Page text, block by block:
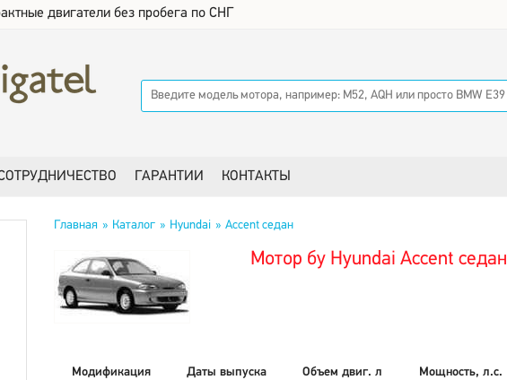
двигатели без пробега по СНГ
ГАРАНТИИ КОНТАКТЫ
Главная Каталог Hyundai Accent седан
Мотор бу Hyundai Accent седан
Модификация Даты выпуска Объем двиг. л Мощность, л.с.